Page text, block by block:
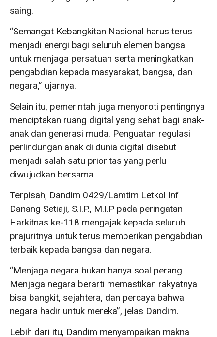
saing.
“Semangat Kebangkitan Nasional harus terus
menjadi energi bagi seluruh elemen bangsa
untuk menjaga persatuan serta meningkatkan
pengabdian kepada masyarakat, bangsa, dan
negara,” ujarnya.
Selain itu, pemerintah juga menyoroti pentingnya
menciptakan ruang digital yang sehat bagi anak-
anak dan generasi muda. Penguatan regulasi
perlindungan anak di dunia digital disebut
menjadi salah satu prioritas yang perlu
diwujudkan bersama.
Terpisah, Dandim 0429/Lamtim Letkol Inf
Danang Setiaji, S.I.P., M.I.P pada peringatan
Harkitnas ke-118 mengajak kepada seluruh
prajuritnya untuk terus memberikan pengabdian
terbaik kepada bangsa dan negara.
“Menjaga negara bukan hanya soal perang.
Menjaga negara berarti memastikan rakyatnya
bisa bangkit, sejahtera, dan percaya bahwa
negara hadir untuk mereka”, jelas Dandim.
Lebih dari itu, Dandim menyampaikan makna